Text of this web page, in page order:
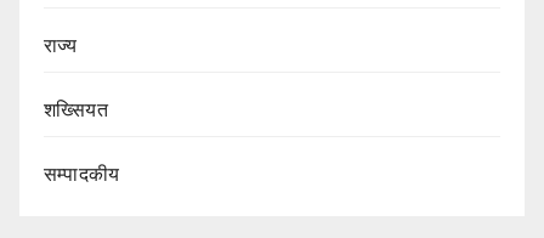
राज्य
शख्सियत
सम्पादकीय